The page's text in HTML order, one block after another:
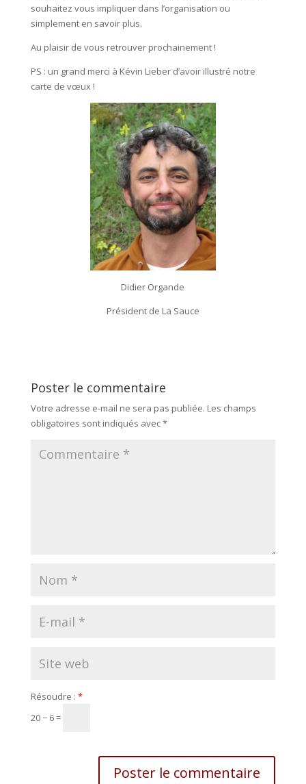
souhaitez vous impliquer dans l’organisation ou
simplement en savoir plus.
Au plaisir de vous retrouver prochainement !
PS : un grand merci à Kévin Lieber d’avoir illustré notre
carte de vœux !
Didier Organde
Président de La Sauce
Poster le commentaire
Votre adresse e-mail ne sera pas publiée. Les champs
obligatoires sont indiqués avec*
Résoudre : *
20 − 6 =